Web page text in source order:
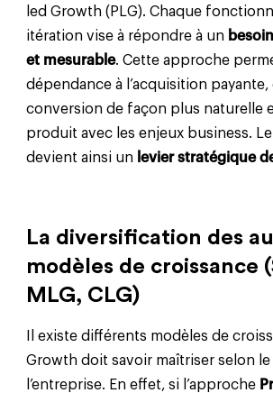
led Growth (PLG). Chaque
itération vise à répondre à un
et mesurable. Cette approche
dépendance à l’acquisition payante,
conversion de façon plus naturelle
produit avec les enjeux business.
devient ainsi un levier stratégique
La diversification des
modèles de croissance
MLG, CLG)
Il existe différents modèles de
Growth doit savoir maîtriser selon
l’entreprise. En effet, si l’approche